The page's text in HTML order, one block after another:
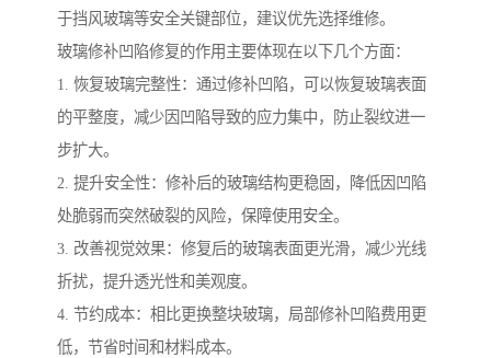
于挡风玻璃等安全关键部位，建议优先选择维修。
玻璃修补凹陷修复的作用主要体现在以下几个方面：
1. 恢复玻璃完整性：通过修补凹陷，可以恢复玻璃表面
的平整度，减少因凹陷导致的应力集中，防止裂纹进一
步扩大。
2. 提升安全性：修补后的玻璃结构更稳固，降低因凹陷
处脆弱而突然破裂的风险，保障使用安全。
3. 改善视觉效果：修复后的玻璃表面更光滑，减少光线
折扰，提升透光性和美观度。
4. 节约成本：相比更换整块玻璃，局部修补凹陷费用更
低，节省时间和材料成本。